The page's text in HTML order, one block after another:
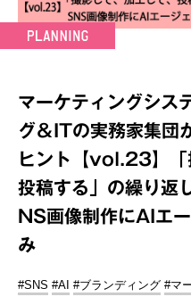
マーケティングシス
グ＆ITの実務家集団
ヒント【vol.23】「
投稿する」の繰り返
NS画像制作にAIエ
み
#SNS #AI #ブランディング #マ